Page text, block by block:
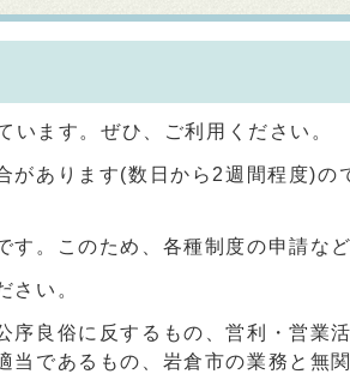
ます。ぜひ、ご利用ください。
あります(数日から2週間程度)
。このため、各種制度の申請な
さい。
良俗に反するもの、営利・営業
当であるもの、岩倉市の業務と無